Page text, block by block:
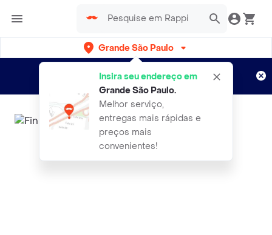
Grande São Paulo
Insira seu endereço em
Grande São Paulo.
Melhor serviço,
entregas mais rápidas e
preços mais
convenientes!
Entregas grátis por 15 dias!
Aplicam T&C